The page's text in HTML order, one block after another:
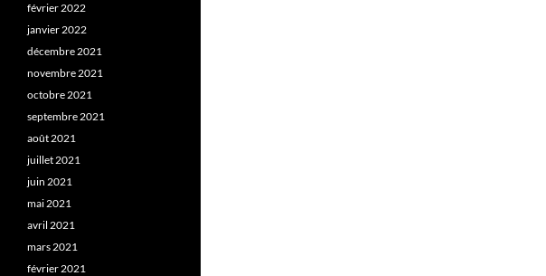
février 2022
janvier 2022
décembre 2021
novembre 2021
octobre 2021
septembre 2021
août 2021
juillet 2021
juin 2021
mai 2021
avril 2021
mars 2021
février 2021